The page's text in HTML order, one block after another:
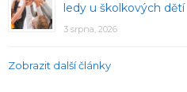
ledy u školkových dětí
3 srpna, 2026
Zobrazit další články